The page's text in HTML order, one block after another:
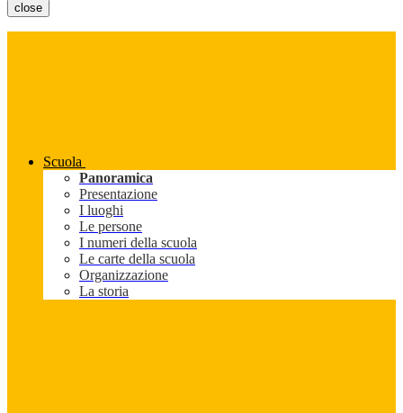
close
Scuola
Panoramica
Presentazione
I luoghi
Le persone
I numeri della scuola
Le carte della scuola
Organizzazione
La storia